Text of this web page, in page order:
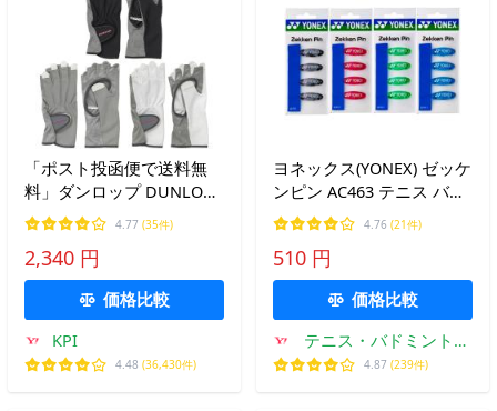
「ポスト投函便で送料無
料」ダンロップ DUNLOP
テニスアクセサリー レデ
ィース ナノフロント テニ
スグローブ 両手セット 手
のひら穴あき ハーフタイ
プ TGG-0119W
4.77 (35件)
2,340 円
価格比較
KPI
4.48 (36,430件)
ヨネックス(YONEX) ゼッケ
ンピン AC463 テニス バド
ミントン【国内正規品】
[M便 1/10]
4.76 (21件)
510 円
価格比較
テニス・バドミントン
専門店TIPSPORTS
4.87 (239件)